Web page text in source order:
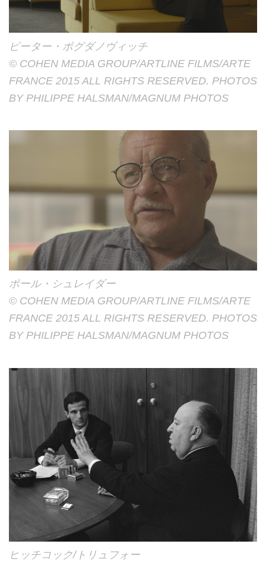
ピーター・ボグダノヴィッチ
© COHEN MEDIA GROUP/ARTLINE FILMS/ARTE
FRANCE 2015 ALL RIGHTS RESERVED. PHOTOS
BY PHILIPPE HALSMAN/MAGNUM PHOTOS
ポール・シュレイダー
© COHEN MEDIA GROUP/ARTLINE FILMS/ARTE
FRANCE 2015 ALL RIGHTS RESERVED. PHOTOS
BY PHILIPPE HALSMAN/MAGNUM PHOTOS
ヒッチコック/トリュフォー